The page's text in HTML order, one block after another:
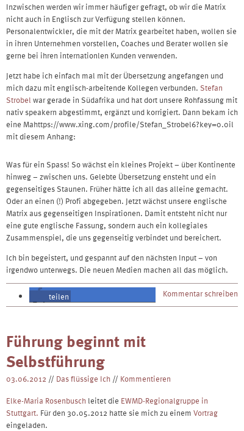
Inzwischen werden wir immer häufiger gefragt, ob wir die Matrix
nicht auch in Englisch zur Verfügung stellen können.
Personalentwickler, die mit der Matrix gearbeitet haben, wollen sie
in ihren Unternehmen vorstellen, Coaches und Berater wollen sie
gerne bei ihren internationlen Kunden verwenden.
Jetzt habe ich einfach mal mit der Übersetzung angefangen und
mich dazu mit englisch-arbeitende Kollegen verbunden. Stefan
Strobel war gerade in Südafrika und hat dort unsere Rohfassung mit
nativ speakern abgestimmt, ergänzt und korrigiert. Dann bekam ich
eine Mahttps://www.xing.com/profile/Stefan_Strobel6?key=0.0il
mit diesem Anhang:
Was für ein Spass! So wächst ein kleines Projekt – über Kontinente
hinweg – zwischen uns. Gelebte Übersetzung ensteht und ein
gegenseitiges Staunen. Früher hätte ich all das alleine gemacht.
Oder an einen (!) Profi abgegeben. Jetzt wächst unsere englische
Matrix aus gegenseitigen Inspirationen. Damit entsteht nicht nur
eine gute englische Fassung, sondern auch ein kollegiales
Zusammenspiel, die uns gegenseitig verbindet und bereichert.
Ich bin begeistert, und gespannt auf den nächsten Input – von
irgendwo unterwegs. Die neuen Medien machen all das möglich.
teilen
teilen
Kommentar schreiben
Führung beginnt mit
Selbstführung
03.06.2012 // Das flüssige Ich // Kommentieren
Elke-Maria Rosenbusch leitet die EWMD-Regionalgruppe in
Stuttgart. Für den 30.05.2012 hatte sie mich zu einem Vortrag
eingeladen.